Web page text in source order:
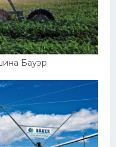
Бауэр